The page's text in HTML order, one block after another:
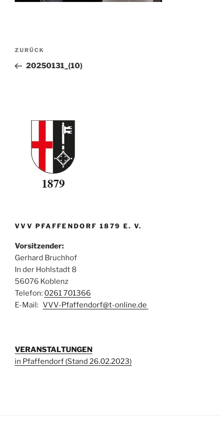
Beitragsnavigation
Vorheriger
Beitrag
ZURÜCK
20250131_(10)
VVV PFAFFENDORF 1879 E. V.
Vorsitzender:
Gerhard Bruchhof
In der Hohlstadt 8
56076 Koblenz
Telefon: 0261 701366
E-Mail: VVV-Pfaffendorf@t-online.de
VERANSTALTUNGEN
in Pfaffendorf (Stand 26.02.2023)